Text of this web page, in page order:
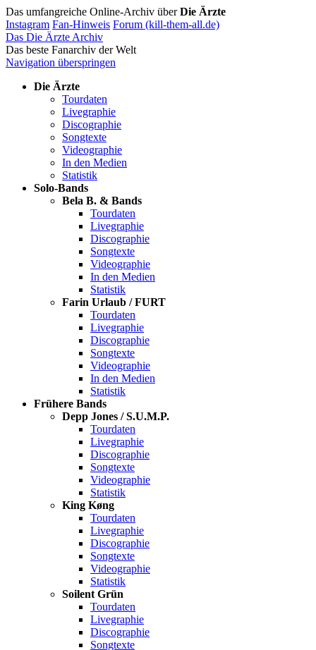
Das umfangreiche Online-Archiv überDie Ärzte
Instagram Fan-Hinweis Forum (kill-them-all.de)
Das Die Ärzte Archiv
Das beste Fanarchiv der Welt
Navigation überspringen
Die Ärzte
Tourdaten
Livegraphie
Discographie
Songtexte
Videographie
In den Medien
Statistik
Solo-Bands
Bela B. & Bands
Tourdaten
Livegraphie
Discographie
Songtexte
Videographie
In den Medien
Statistik
Farin Urlaub / FURT
Tourdaten
Livegraphie
Discographie
Songtexte
Videographie
In den Medien
Statistik
Frühere Bands
Depp Jones / S.U.M.P.
Tourdaten
Livegraphie
Discographie
Songtexte
Videographie
Statistik
King Køng
Tourdaten
Livegraphie
Discographie
Songtexte
Videographie
Statistik
Soilent Grün
Tourdaten
Livegraphie
Discographie
Songtexte